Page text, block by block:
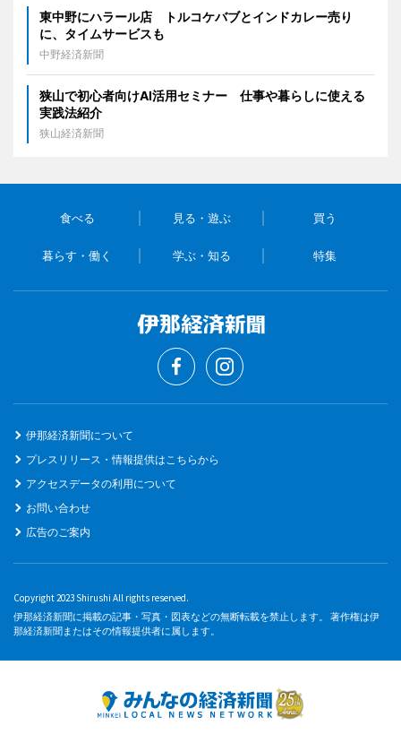
東中野にハラール店 トルコケバブとインドカレー売り
に、タイムサービスも
中野経済新聞
狭山で初心者向けAI活用セミナー 仕事や暮らしに使える
実践法紹介
狭山経済新聞
食べる 見る・遊ぶ 買う
暮らす・働く 学ぶ・知る 特集
伊那経済新聞について
プレスリリース・情報提供はこちらから
アクセスデータの利用について
お問い合わせ
広告のご案内
Copyright 2023 Shirushi All rights reserved.
伊那経済新聞に掲載の記事・写真・図表などの無断転載を禁止します。 著作権は伊
那経済新聞またはその情報提供者に属します。